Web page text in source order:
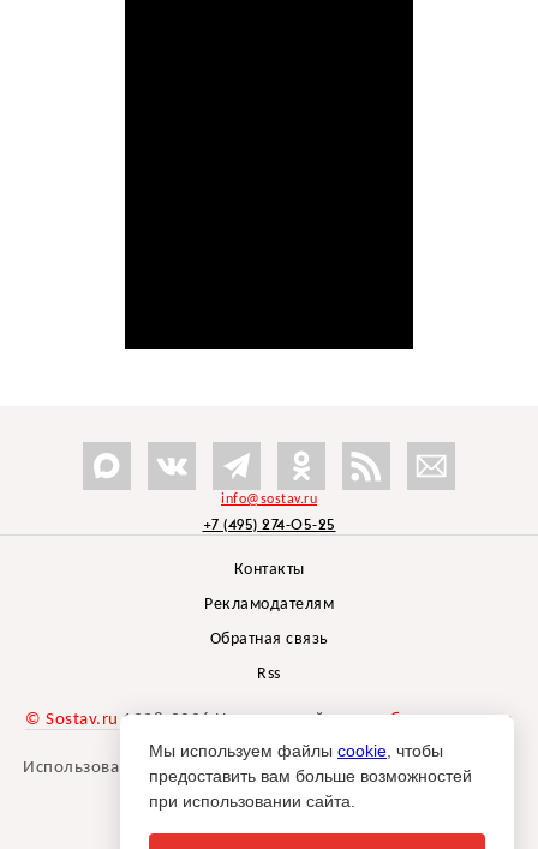
info@sostav.ru
+7 (495) 274-05-25
Контакты
Рекламодателям
Обратная связь
Rss
© Sostav.ru 1998-2026 Независимый проектбрендингового
агентства Depot
Использование материалов Sostav.ru допустимо только при
указании источника.
Мы используем файлы cookie , чтобы
предоставить вам больше возможностей
при использовании сайта.